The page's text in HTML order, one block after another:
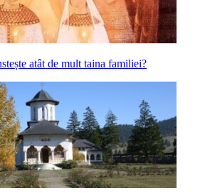
atât de mult taina familiei?